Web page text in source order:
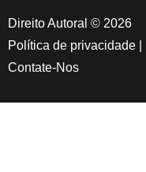
Direito Autoral © 2026
Política de privacidade
Contate-Nos